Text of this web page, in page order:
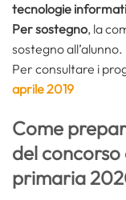
tecnologie
Per sostegno, la
sostegno all’alunno.
Per consultare i
aprile 2019
Come
del
primaria